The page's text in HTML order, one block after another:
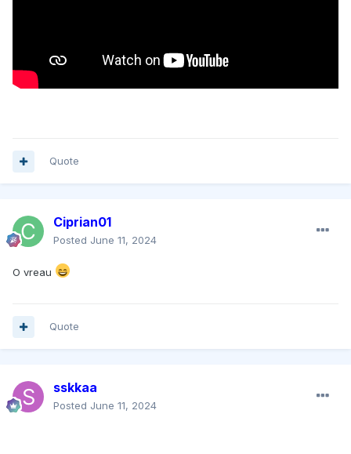
Quote
Ciprian01
Posted June 11, 2024
O vreau
Quote
sskkaa
Posted June 11, 2024